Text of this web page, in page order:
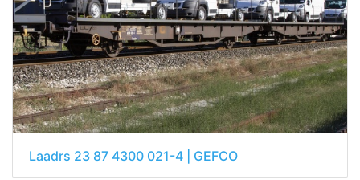
Laadrs 23 87 4300 021-4 | GEFCO